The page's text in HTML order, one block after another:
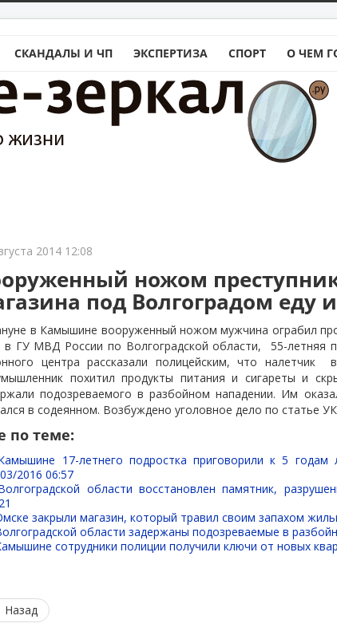
СКАНДАЛЫ И ЧП ЭКСПЕРТИЗА СПОРТ О ЧЕМ
2014 12:08
ножом
под Волгоградом еду
в Камышине вооруженный ножом мужчина ограбил
в ГУ МВД России по Волгоградской области,
55-летняя
центра рассказали полицейским, что налетчик
похитил продукты питания и сигареты и
подозреваемого в разбойном нападении. Им
в содеянном. Возбуждено уголовное дело по статье
по теме:
17-летнего подростка приговорили к 5
2016 06:57
области восстановлен памятник,
закрыли магазин, который травил своим запахом
области задержаны подозреваемые в
сотрудники полиции получили ключи от новых
Назад